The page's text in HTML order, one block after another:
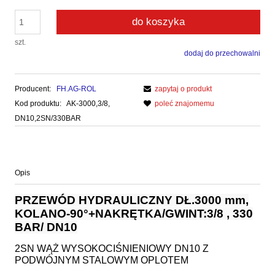
szt.
do koszyka
dodaj do przechowalni
Producent:
FH.AG-ROL
Kod produktu: AK-3000,3/8,
DN10,2SN/330BAR
zapytaj o produkt
poleć znajomemu
Opis
PRZEWÓD HYDRAULICZNY DŁ.3000 mm,
KOLANO-90°+NAKRĘTKA/GWINT:3/8 , 330
BAR/ DN10
2SN WĄŻ WYSOKOCIŚNIENIOWY DN10 Z
PODWÓJNYM STALOWYM OPLOTEM